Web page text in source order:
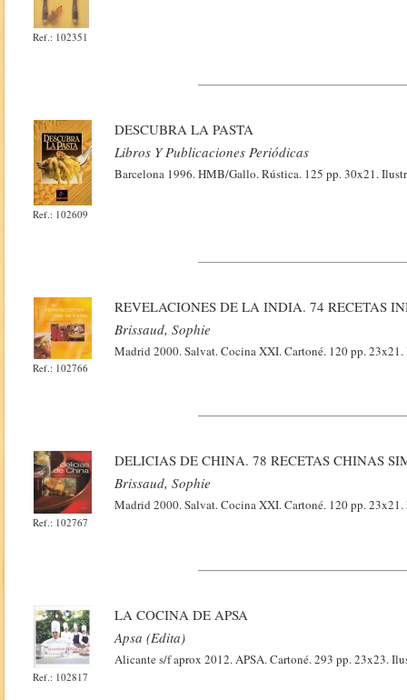
Ref.: 102351
Ref.: 102609
DESCUBRA LA PASTA
Libros Y Publicaciones Periódicas
Barcelona 1996. HMB/Gallo. Rústica. 125 pp. 30x21.
Ref.: 102766
REVELACIONES DE LA INDIA. 74 RECETAS
Brissaud, Sophie
Madrid 2000. Salvat. Cocina XXI. Cartoné. 120 pp.
Ref.: 102767
DELICIAS DE CHINA. 78 RECETAS CHINAS
Brissaud, Sophie
Madrid 2000. Salvat. Cocina XXI. Cartoné. 120 pp.
Ref.: 102817
LA COCINA DE APSA
Apsa (Edita)
Alicante s/f aprox 2012. APSA. Cartoné. 293 pp. 23x23.